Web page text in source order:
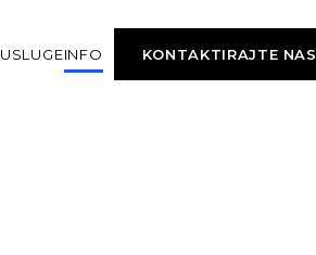
USLUGEINFO KONTAKTIRAJTE NAS